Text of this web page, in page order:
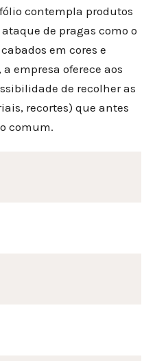
contempla produtos
de pragas como o
em cores e
empresa oferece aos
de recolher as
recortes) que antes
comum.